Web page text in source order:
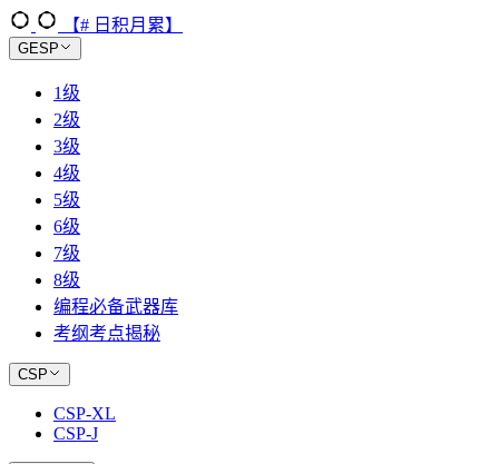
【# 日积月累】
GESP
1级
2级
3级
4级
5级
6级
7级
8级
编程必备武器库
考纲考点揭秘
CSP
CSP-XL
CSP-J